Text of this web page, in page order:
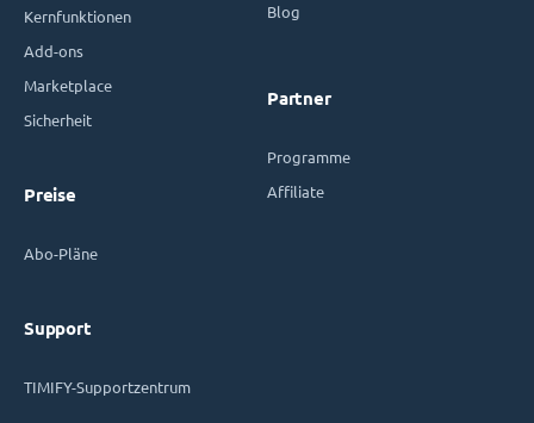
Kernfunktionen
Add-ons
Marketplace
Sicherheit
Preise
Abo-Pläne
Support
TIMIFY-Supportzentrum
Blog
Partner
Programme
Affiliate